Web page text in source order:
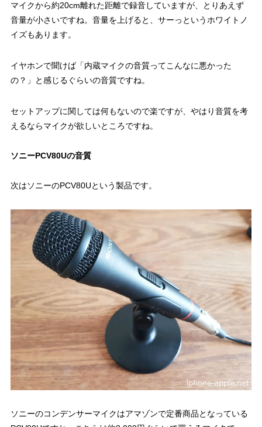
マイクから約20cm離れた距離で録音していますが、とりあえず
音量が小さいですね。音量を上げると、サーっというホワイトノ
イズもあります。
イヤホンで聞けば「内蔵マイクの音質ってこんなに悪かった
の？」と感じるぐらいの音質ですね。
セットアップに関しては何もないので楽ですが、やはり音質を考
えるならマイクが欲しいところですね。
ソニーPCV80Uの音質
次はソニーのPCV80Uという製品です。
ソニーのコンデンサーマイクはアマゾンで定番商品となっている